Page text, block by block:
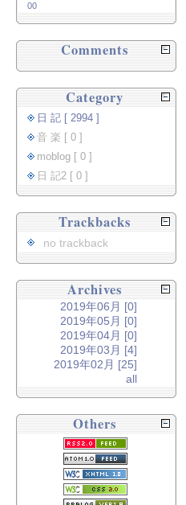
00
Comments
Category
日 記 [ 2994 ]
音 楽 [ 0 ]
moblog [ 0 ]
日 記2 [ 0 ]
Trackbacks
no trackback
Archives
2019年06月 [0]
2019年05月 [0]
2019年04月 [0]
2019年03月 [4]
2019年02月 [25]
all
Others